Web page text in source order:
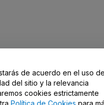
de acuerdo en el uso
del sitio y la relevancia
cookies estrictamente
Política de Cookies para